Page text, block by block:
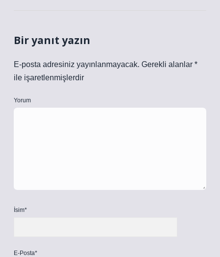
Bir yanıt yazın
E-posta adresiniz yayınlanmayacak. Gerekli alanlar *
ile işaretlenmişlerdir
Yorum
İsim*
E-Posta*